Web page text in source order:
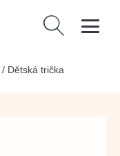
Vyhledávání
/ Dětská trička